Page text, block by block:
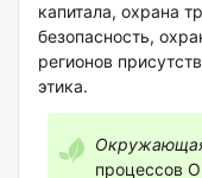
капитала, охрана
безопасность,
регионов
этика.
процессов